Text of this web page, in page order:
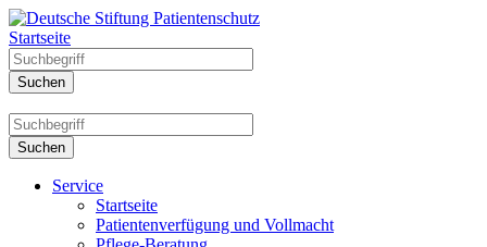
Startseite
Service
Startseite
Patientenverfügung und Vollmacht